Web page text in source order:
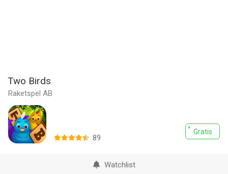
Two Birds
Raketspel AB
Gratis
89
Watchlist